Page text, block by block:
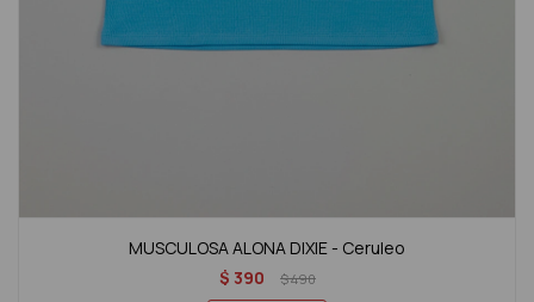
MUSCULOSA ALONA DIXIE - Ceruleo
$ 390 $490